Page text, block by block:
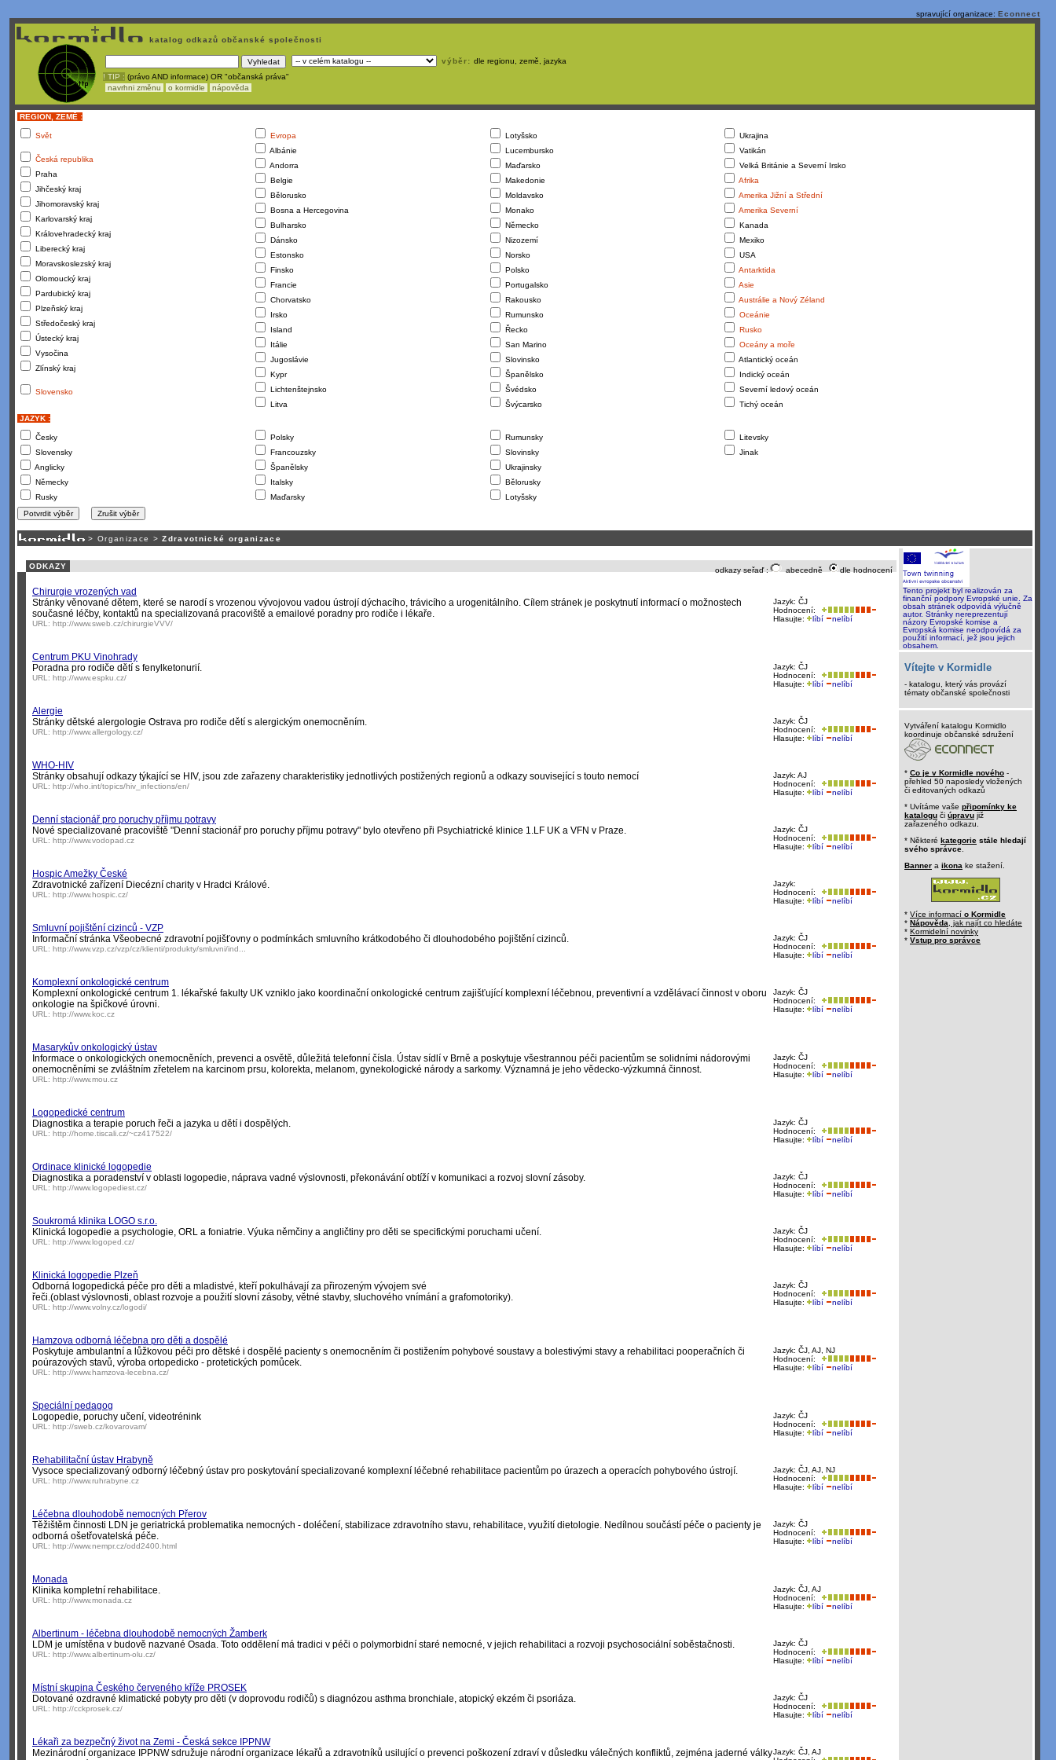
spravující organizace: Econnect
katalog odkazů občanské společnosti
výběr: dle regionu, země, jazyka
! TIP : (právo AND informace) OR "občanská práva"
navrhni změnu
o kormidle nápověda
REGION, ZEMĚ :
Svět
Česká republika
Praha
Jihčeský kraj
Jihomoravský kraj
Karlovarský kraj
Královehradecký kraj
Liberecký kraj
Moravskoslezský kraj
Olomoucký kraj
Pardubický kraj
Plzeňský kraj
Středočeský kraj
Ústecký kraj
Vysočina
Zlínský kraj
Slovensko
Evropa
Albánie
Andorra
Belgie
Bělorusko
Bosna a Hercegovina
Bulharsko
Dánsko
Estonsko
Finsko
Francie
Chorvatsko
Irsko
Island
Itálie
Jugoslávie
Kypr
Lichtenštejnsko
Litva
Lotyšsko
Lucembursko
Maďarsko
Makedonie
Moldavsko
Monako
Německo
Nizozemí
Norsko
Polsko
Portugalsko
Rakousko
Rumunsko
Řecko
San Marino
Slovinsko
Španělsko
Švédsko
Švýcarsko
Ukrajina
Vatikán
Velká Británie a Severní Irsko
Afrika
Amerika Jižní a Střední
Amerika Severní
Kanada
Mexiko
USA
Antarktida
Asie
Austrálie a Nový Zéland
Oceánie
Rusko
Oceány a moře
Atlantický oceán
Indický oceán
Severní ledový oceán
Tichý oceán
JAZYK :
Česky
Slovensky
Anglicky
Německy
Rusky
Polsky
Francouzsky
Španělsky
Italsky
Maďarsky
Rumunsky
Slovinsky
Ukrajinsky
Bělorusky
Lotyšsky
Litevsky
Jinak
> Organizace >Zdravotnické organizace
odkazy seřaď : abecedně dle hodnocení
ODKAZY
Chirurgie vrozených vad
Jazyk: ČJ
Hodnocení:
Hlasujte:
líbí nelíbí
Stránky věnované dětem, které se narodí s vrozenou vývojovou vadou ústrojí dýchacího, trávicího a urogenitálního. Cílem stránek je poskytnutí informací o možnostech
současné léčby, kontaktů na specializovaná pracoviště a emailové poradny pro rodiče i lékaře.
URL: http://www.sweb.cz/chirurgieVVV/
Centrum PKU Vinohrady
Jazyk: ČJ
Hodnocení:
Hlasujte:
líbí nelíbí
Poradna pro rodiče dětí s fenylketonurií.
URL: http://www.espku.cz/
Alergie
Jazyk: ČJ
Hodnocení:
Hlasujte:
líbí nelíbí
Stránky dětské alergologie Ostrava pro rodiče dětí s alergickým onemocněním.
URL: http://www.allergology.cz/
WHO-HIV
Jazyk: AJ
Hodnocení:
Hlasujte:
líbí nelíbí
Stránky obsahují odkazy týkající se HIV, jsou zde zařazeny charakteristiky jednotlivých postižených regionů a odkazy související s touto nemocí
URL: http://who.int/topics/hiv_infections/en/
Denní stacionář pro poruchy příjmu potravy
Jazyk: ČJ
Hodnocení:
Hlasujte:
líbí nelíbí
Nové specializované pracoviště "Denní stacionář pro poruchy příjmu potravy" bylo otevřeno při Psychiatrické klinice 1.LF UK a VFN v Praze.
URL: http://www.vodopad.cz
Hospic Amežky České
Jazyk:
Hodnocení:
Hlasujte:
líbí nelíbí
Zdravotnické zařízení Diecézní charity v Hradci Králové.
URL: http://www.hospic.cz/
Smluvní pojištění cizinců - VZP
Jazyk: ČJ
Hodnocení:
Hlasujte:
líbí nelíbí
Informační stránka Všeobecné zdravotní pojišťovny o podmínkách smluvního krátkodobého či dlouhodobého pojištění cizinců.
URL: http://www.vzp.cz/vzp/cz/klienti/produkty/smluvni/ind...
Komplexní onkologické centrum
Jazyk: ČJ
Hodnocení:
Hlasujte:
líbí nelíbí
Komplexní onkologické centrum 1. lékařské fakulty UK vzniklo jako koordinační onkologické centrum zajišťující komplexní léčebnou, preventivní a vzdělávací činnost v oboru
onkologie na špičkové úrovni.
URL: http://www.koc.cz
Masarykův onkologický ústav
Jazyk: ČJ
Hodnocení:
Hlasujte:
líbí nelíbí
Informace o onkologických onemocněních, prevenci a osvětě, důležitá telefonní čísla. Ústav sídlí v Brně a poskytuje všestrannou péči pacientům se solidními nádorovými
onemocněními se zvláštním zřetelem na karcinom prsu, kolorekta, melanom, gynekologické národy a sarkomy. Významná je jeho vědecko-výzkumná činnost.
URL: http://www.mou.cz
Logopedické centrum
Jazyk: ČJ
Hodnocení:
Hlasujte:
líbí nelíbí
Diagnostika a terapie poruch řeči a jazyka u dětí i dospělých.
URL: http://home.tiscali.cz/~cz417522/
Ordinace klinické logopedie
Jazyk: ČJ
Hodnocení:
Hlasujte:
líbí nelíbí
Diagnostika a poradenství v oblasti logopedie, náprava vadné výslovnosti, překonávání obtíží v komunikaci a rozvoj slovní zásoby.
URL: http://www.logopediest.cz/
Soukromá klinika LOGO s.r.o.
Jazyk: ČJ
Hodnocení:
Hlasujte:
líbí nelíbí
Klinická logopedie a psychologie, ORL a foniatrie. Výuka němčiny a angličtiny pro děti se specifickými poruchami učení.
URL: http://www.logoped.cz/
Klinická logopedie Plzeň
Jazyk: ČJ
Hodnocení:
Hlasujte:
líbí nelíbí
Odborná logopedická péče pro děti a mladistvé, kteří pokulhávají za přirozeným vývojem své
řeči.(oblast výslovnosti, oblast rozvoje a použití slovní zásoby, větné stavby, sluchového vnímání a grafomotoriky).
URL: http://www.volny.cz/logodi/
Hamzova odborná léčebna pro děti a dospělé
Jazyk: ČJ, AJ, NJ
Hodnocení:
Hlasujte:
líbí nelíbí
Poskytuje ambulantní a lůžkovou péči pro dětské i dospělé pacienty s onemocněním či postižením pohybové soustavy a bolestivými stavy a rehabilitaci pooperačních či
poúrazových stavů, výroba ortopedicko - protetických pomůcek.
URL: http://www.hamzova-lecebna.cz/
Speciální pedagog
Jazyk: ČJ
Hodnocení:
Hlasujte:
líbí nelíbí
Logopedie, poruchy učení, videotrénink
URL: http://sweb.cz/kovarovam/
Rehabilitační ústav Hrabyně
Jazyk: ČJ, AJ, NJ
Hodnocení:
Hlasujte:
líbí nelíbí
Vysoce specializovaný odborný léčebný ústav pro poskytování specializované komplexní léčebné rehabilitace pacientům po úrazech a operacích pohybového ústrojí.
URL: http://www.ruhrabyne.cz
Léčebna dlouhodobě nemocných Přerov
Jazyk: ČJ
Hodnocení:
Hlasujte:
líbí nelíbí
Těžištěm činnosti LDN je geriatrická problematika nemocných - doléčení, stabilizace zdravotního stavu, rehabilitace, využití dietologie. Nedílnou součástí péče o pacienty je
odborná ošetřovatelská péče.
URL: http://www.nempr.cz/odd2400.html
Monada
Jazyk: ČJ, AJ
Hodnocení:
Hlasujte:
líbí nelíbí
Klinika kompletní rehabilitace.
URL: http://www.monada.cz
Albertinum - léčebna dlouhodobě nemocných Žamberk
Jazyk: ČJ
Hodnocení:
Hlasujte:
líbí nelíbí
LDM je umístěna v budově nazvané Osada. Toto oddělení má tradici v péči o polymorbidní staré nemocné, v jejich rehabilitaci a rozvoji psychosociální soběstačnosti.
URL: http://www.albertinum-olu.cz/
Místní skupina Českého červeného kříže PROSEK
Jazyk: ČJ
Hodnocení:
Hlasujte:
líbí nelíbí
Dotované ozdravné klimatické pobyty pro děti (v doprovodu rodičů) s diagnózou asthma bronchiale, atopický ekzém či psoriáza.
URL: http://cckprosek.cz/
Lékaři za bezpečný život na Zemi - Česká sekce IPPNW
Jazyk: ČJ, AJ
Mezinárodní organizace IPPNW sdružuje národní organizace lékařů a zdravotníků usilující o prevenci poškození zdraví v důsledku válečných konfliktů, zejména jaderné války
Tento projekt byl realizován za
finanční podpory Evropské unie. Za
obsah stránek odpovídá výlučně
autor. Stránky nereprezentují
názory Evropské komise a
Evropská komise neodpovídá za
použití informací, jež jsou jejich
obsahem.
Vítejte v Kormidle
- katalogu, který vás provází
tématy občanské společnosti
Vytváření katalogu Kormidlo
koordinuje občanské sdružení
* Co je v Kormidle nového -
přehled 50 naposledy vložených
či editovaných odkazů
* Uvítáme vaše připomínky ke
katalogu či úpravu již
zařazeného odkazu.
* Některé kategorie stále hledají
svého správce
Banner a ikona ke stažení.
* Více informací o Kormidle
* Nápověda , jak najít co hledáte
* Kormidelní novinky
* Vstup pro správce